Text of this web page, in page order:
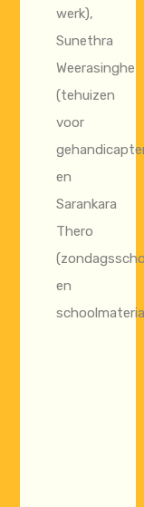
werk),
Sunethra
Weerasinghe
(tehuizen
voor
en
Sarankara
Thero
en